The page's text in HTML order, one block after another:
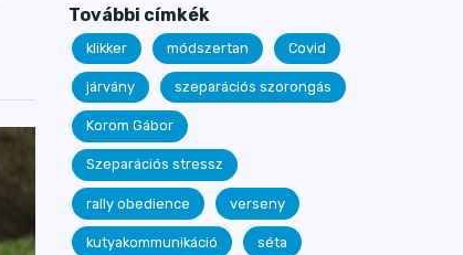
További címkék
klikker módszertan Covid
járvány szeparációs szorongás
Korom Gábor
Szeparációs stressz
rally obedience verseny
kutyakommunikáció séta